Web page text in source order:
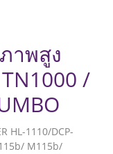
าพสูง
/
HL-1110/DCP-
M115b/